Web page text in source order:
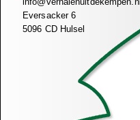
Eversacker 6
5096 CD Hulsel